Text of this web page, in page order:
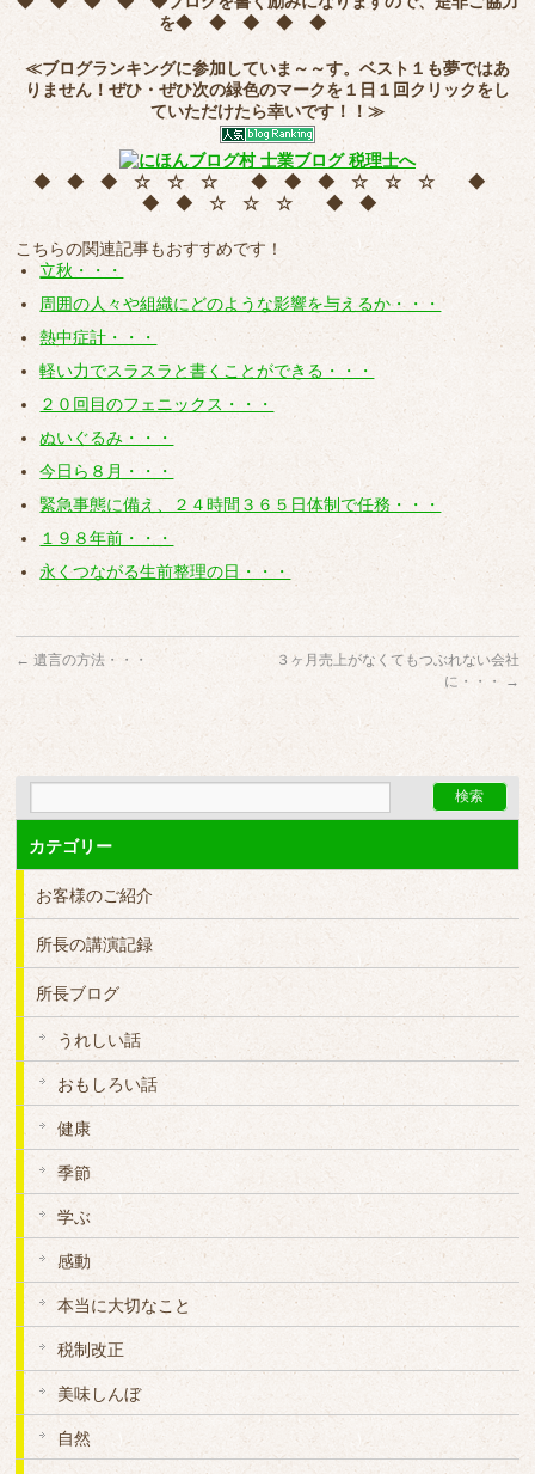
を◆ ◆ ◆ ◆ ◆
≪ブログランキングに参加していま～～す。ベスト１も夢ではあ
りません！ぜひ・ぜひ次の緑色のマークを１日１回クリックをし
ていただけたら幸いです！！≫
◆ ◆ ◆ ☆ ☆ ☆ ◆ ◆ ◆ ☆ ☆ ☆ ◆
◆ ◆ ☆ ☆ ☆ ◆ ◆
こちらの関連記事もおすすめです！
立秋・・・
周囲の人々や組織にどのような影響を与えるか・・・
熱中症計・・・
軽い力でスラスラと書くことができる・・・
２０回目のフェニックス・・・
ぬいぐるみ・・・
今日ら８月・・・
緊急事態に備え、２４時間３６５日体制で任務・・・
１９８年前・・・
永くつながる生前整理の日・・・
← 遺言の方法・・・
３ヶ月売上がなくてもつぶれない会社
に・・・
→
カテゴリー
お客様のご紹介
所長の講演記録
所長ブログ
うれしい話
おもしろい話
健康
季節
学ぶ
感動
本当に大切なこと
税制改正
美味しんぼ
自然